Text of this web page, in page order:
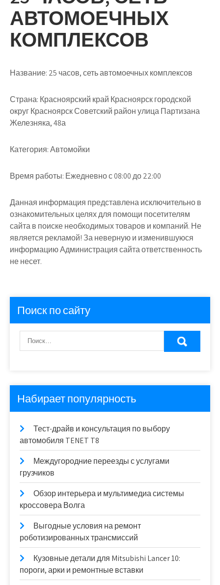
АВТОМОЕЧНЫХ
КОМПЛЕКСОВ
Название: 25 часов, сеть автомоечных комплексов
Страна: Красноярский край Красноярск городской
округ Красноярск Советский район улица Партизана
Железняка, 48а
Категория:Автомойки
Время работы: Ежедневно с 08:00 до 22:00
Данная информация представлена исключительно в
ознакомительных целях для помощи посетителям
сайта в поиске необходимых товаров и компаний. Не
является рекламой! За неверную и изменившуюся
информацию Администрация сайта ответственность
не несет.
Поиск по сайту
Набирает популярность
Тест-драйв и консультация по выбору
автомобиля TENET T8
Междугородние переезды с услугами
грузчиков
Обзор интерьера и мультимедиа системы
кроссовера Волга
Выгодные условия на ремонт
роботизированных трансмиссий
Кузовные детали для Mitsubishi Lancer 10:
пороги, арки и ремонтные вставки